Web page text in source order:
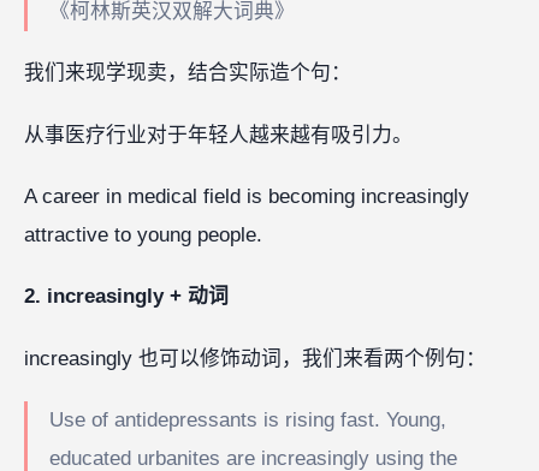
《柯林斯英汉双解大词典》
我们来现学现卖，结合实际造个句：
从事医疗行业对于年轻人越来越有吸引力。
A career in medical field is becoming increasingly
attractive to young people.
2. increasingly + 动词
increasingly 也可以修饰动词，我们来看两个例句：
Use of antidepressants is rising fast. Young,
educated urbanites are increasingly using the